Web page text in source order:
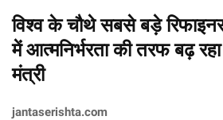
विश्व के चौथे सबसे बड़े
में आत्मनिर्भरता की तरफ बढ़
मंत्री
jantaserishta.com